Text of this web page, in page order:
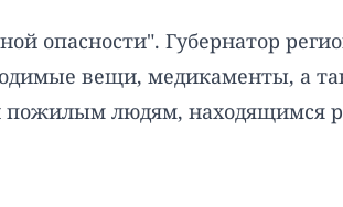
опасности". Губернатор
вещи, медикаменты, а
людям, находящимся